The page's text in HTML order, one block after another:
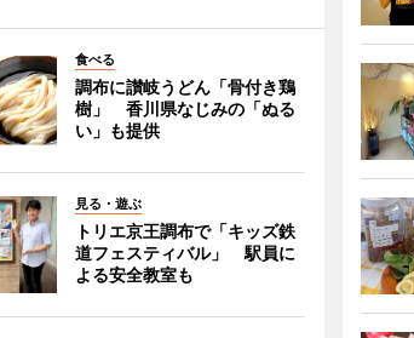
食べる
調布に讃岐うどん「骨付き鶏
樹」 香川県なじみの「ぬる
い」も提供
見る・遊ぶ
トリエ京王調布で「キッズ鉄
道フェスティバル」 駅員に
よる安全教室も